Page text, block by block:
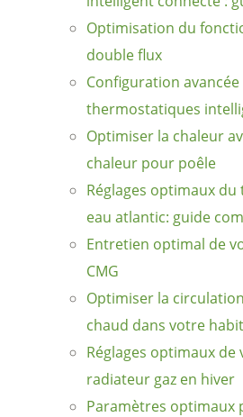
Optimisation du
double flux
Configuration
thermostatiques
Optimiser la chaleur
chaleur pour poêle
Réglages optimaux
eau atlantic: guide
Entretien optimal de
CMG
Optimiser la
chaud dans votre
Réglages optimaux
radiateur gaz en hiver
Paramètres